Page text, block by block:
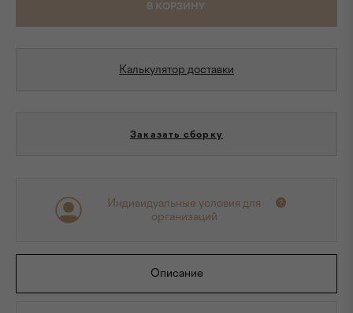
В КОРЗИНУ
Калькулятор доставки
Заказать сборку
Индивидуальные условия для
организаций
Описание